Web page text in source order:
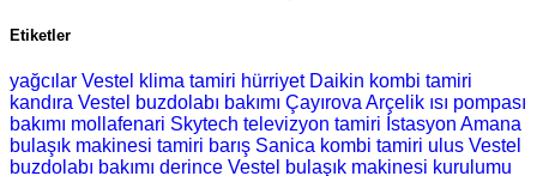
Etiketler
yağcılar Vestel klima tamiri hürriyet Daikin kombi tamiri
kandıra Vestel buzdolabı bakımı Çayırova Arçelik ısı pompası
bakımı mollafenari Skytech televizyon tamiri İstasyon Amana
bulaşık makinesi tamiri barış Sanica kombi tamiri ulus Vestel
buzdolabı bakımı derince Vestel bulaşık makinesi kurulumu